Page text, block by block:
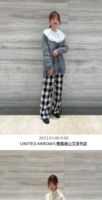
2022.01.08 0:00
UNITED ARROWS 微風南山艾妥列店